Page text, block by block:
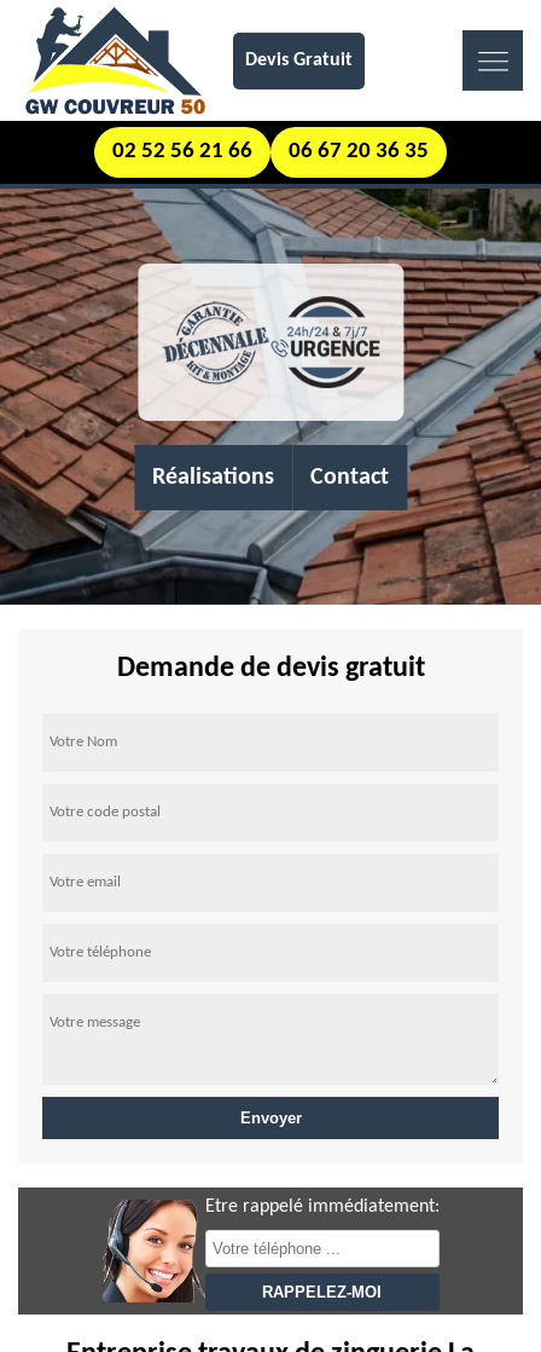
Devis Gratuit
02 52 56 21 66 06 67 20 36 35
Réalisations Contact
Demande de devis gratuit
Etre rappelé immédiatement: